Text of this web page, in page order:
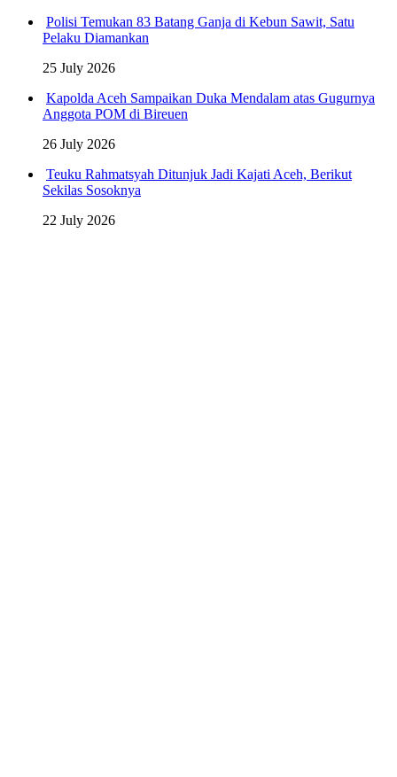
Polisi Temukan 83 Batang Ganja di Kebun Sawit, Satu
Pelaku Diamankan
25 July 2026
Kapolda Aceh Sampaikan Duka Mendalam atas Gugurnya
Anggota POM di Bireuen
26 July 2026
Teuku Rahmatsyah Ditunjuk Jadi Kajati Aceh, Berikut
Sekilas Sosoknya
22 July 2026